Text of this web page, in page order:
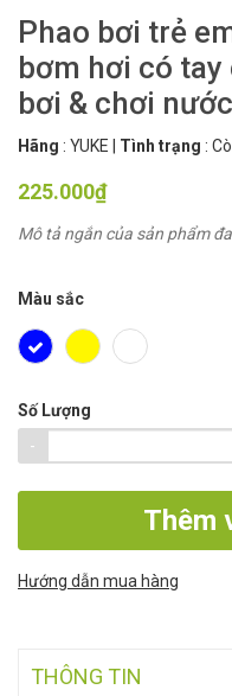
Phao bơi trẻ
bơm hơi có tay
bơi & chơi
Hãng : YUKE Tình trạng :
225.000₫
Mô tả ngắn của sản phẩm
Màu sắc
Số Lượng
-
Thêm
Hướng dẫn mua hàng
THÔNG TIN